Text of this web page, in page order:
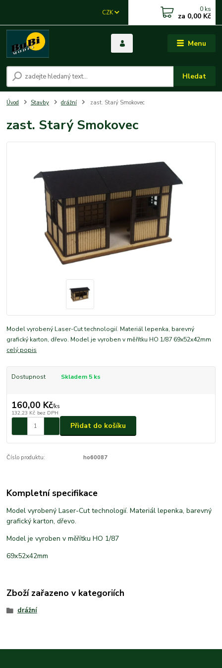
Menu
CZK
Hledat
0 ks
za 0,00 Kč
Úvod Stavby drážní zast. Starý Smokovec
zast. Starý Smokovec
Model vyrobený Laser-Cut technologií. Materiál lepenka, barevný
grafický karton, dřevo. Model je vyroben v měřítku HO 1/87 69x52x42mm
celý popis
Dostupnost Skladem 5 ks
160,00 Kč/ks
132,23 Kč bez DPH
Přidat do košíku
Číslo produktu: ho60087
Kompletní specifikace
Model vyrobený Laser-Cut technologií. Materiál lepenka, barevný
grafický karton, dřevo.
Model je vyroben v měřítku HO 1/87
69x52x42mm
Zboží zařazeno v kategoriích
drážní